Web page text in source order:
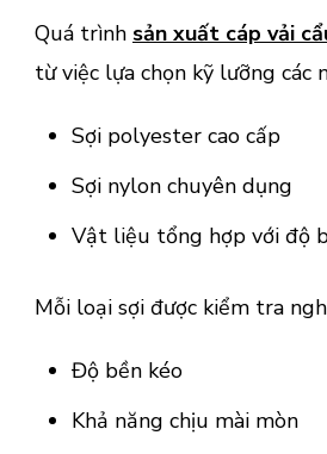
Quá trình sản xuất cáp vải
từ việc lựa chọn kỹ lưỡng các
Sợi polyester cao cấp
Sợi nylon chuyên dụng
Vật liệu tổng hợp với độ
Mỗi loại sợi được kiểm tra
Độ bền kéo
Khả năng chịu mài mòn